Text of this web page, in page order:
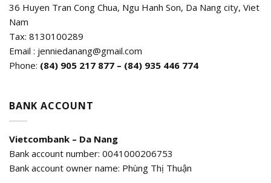
36 Huyen Tran Cong Chua, Ngu Hanh Son, Da Nang city, Viet
Nam
Tax: 8130100289
Email : jenniedanang@gmail.com
Phone: (84) 905 217 877 – (84) 935 446 774
BANK ACCOUNT
Vietcombank – Da Nang
Bank account number: 0041000206753
Bank account owner name: Phùng Thị Thuận